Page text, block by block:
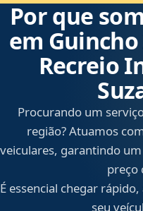
Por que
em
Recreio
Procurando um
região? Atuamos
veiculares, garantindo
preço
É essencial chegar
seu